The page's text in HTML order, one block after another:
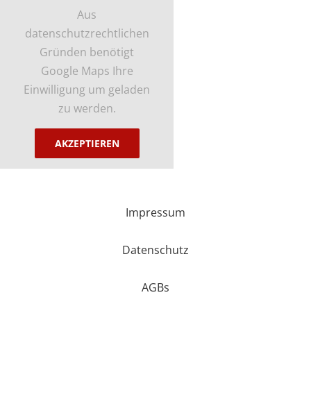
Aus
datenschutzrechtlichen
Gründen benötigt
Google Maps Ihre
Einwilligung um geladen
zu werden.
AKZEPTIEREN
Impressum
Datenschutz
AGBs